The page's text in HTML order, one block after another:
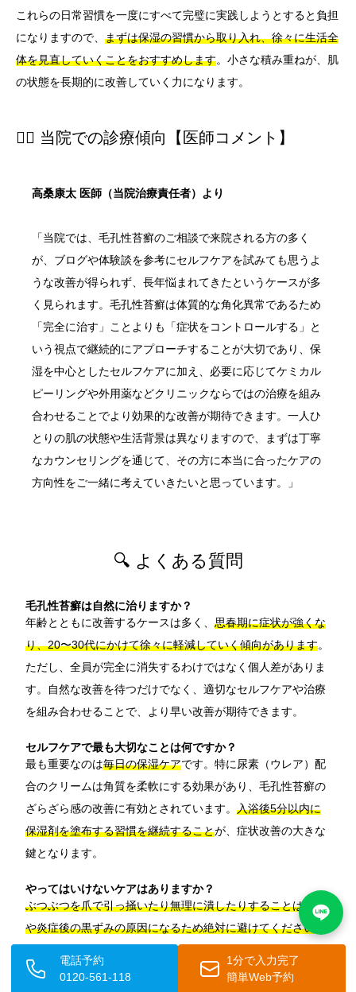
これらの日常習慣を一度にすべて完璧に実践しようとすると負担
になりますので、 まずは保湿の習慣から取り入れ、徐々に生活全
体を見直していくことをおすすめします。小さな積み重ねが、肌
の状態を長期的に改善していく力になります。
👨‍⚕️ 当院での診療傾向【医師コメント】
高桑康太 医師（当院治療責任者）より
「当院では、毛孔性苔癬のご相談で来院される方の多く
が、ブログや体験談を参考にセルフケアを試みても思うよ
うな改善が得られず、長年悩まれてきたというケースが多
く見られます。毛孔性苔癬は体質的な角化異常であるため
「完全に治す」ことよりも「症状をコントロールする」と
いう視点で継続的にアプローチすることが大切であり、保
湿を中心としたセルフケアに加え、必要に応じてケミカル
ピーリングや外用薬などクリニックならではの治療を組み
合わせることでより効果的な改善が期待できます。一人ひ
とりの肌の状態や生活背景は異なりますので、まずは丁寧
なカウンセリングを通じて、その方に本当に合ったケアの
方向性をご一緒に考えていきたいと思っています。」
🔍 よくある質問
毛孔性苔癬は自然に治りますか？
年齢とともに改善するケースは多く、 思春期に症状が強くな
り、20〜30代にかけて徐々に軽減していく傾向があります。
ただし、全員が完全に消失するわけではなく個人差がありま
す。自然な改善を待つだけでなく、適切なセルフケアや治療
を組み合わせることで、より早い改善が期待できます。
セルフケアで最も大切なことは何ですか？
最も重要なのは毎日の保湿ケアです。特に尿素（ウレア）配
合のクリームは角質を柔軟にする効果があり、毛孔性苔癬の
ざらざら感の改善に有効とされています。 入浴後5分以内に
保湿剤を塗布する習慣を継続することが、症状改善の大きな
鍵となります。
やってはいけないケアはありますか？
ぶつぶつを爪で引っ掻いたり無理に潰したりすることは、傷
や炎症後の黒ずみの原因になるため絶対に避けてください
また、毎日の強いスクラブケアや、脱脂力の強い洗浄料の使
用もバリア機能を損ない症状を悪化させます。刺激を与えず
電話予約
0120-561-118
1分で入力完了
簡単Web予約